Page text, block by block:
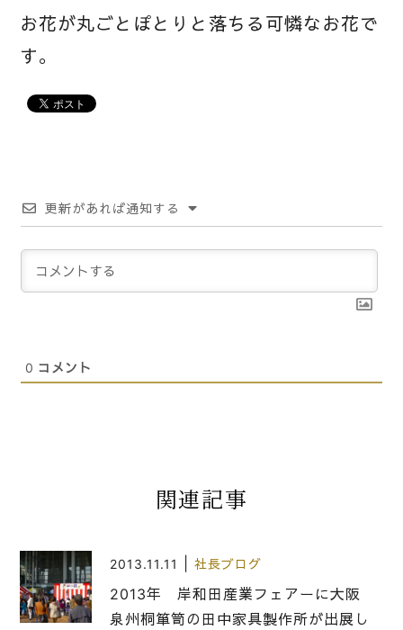
お花が丸ごとぽとりと落ちる可憐なお花で
す。
更新があれば通知する
0 コメント
関連記事
2013.11.11 社長ブログ
2013年 岸和田産業フェアーに大阪
泉州桐箪笥の田中家具製作所が出展し